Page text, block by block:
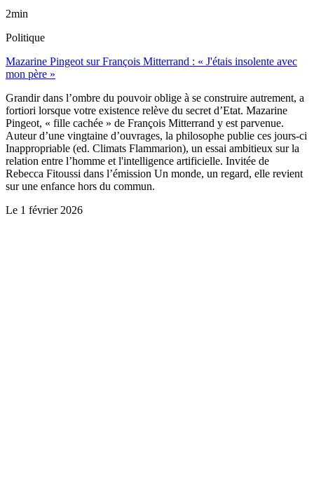
2min
Politique
Mazarine Pingeot sur François Mitterrand : « J'étais insolente avec
mon père »
Grandir dans l’ombre du pouvoir oblige à se construire autrement, a
fortiori lorsque votre existence relève du secret d’Etat. Mazarine
Pingeot, « fille cachée » de François Mitterrand y est parvenue.
Auteur d’une vingtaine d’ouvrages, la philosophe publie ces jours-ci
Inappropriable (ed. Climats Flammarion), un essai ambitieux sur la
relation entre l’homme et l'intelligence artificielle. Invitée de
Rebecca Fitoussi dans l’émission Un monde, un regard, elle revient
sur une enfance hors du commun.
Le 1 février 2026